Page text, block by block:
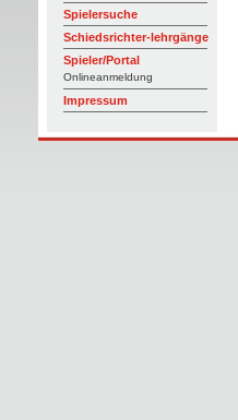
Spielersuche
Schiedsrichter-lehrgänge
Spieler/Portal
Onlineanmeldung
Impressum